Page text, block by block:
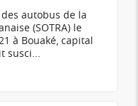
autobus de la
(SOTRA) le
à Bouaké, capital
susci...